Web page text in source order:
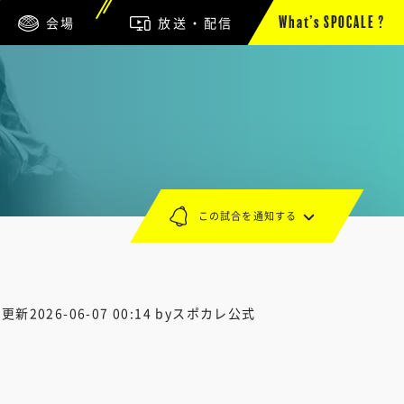
会場 放送・配信 What’s SPOCALE ?
新2026-06-07 00:14 byスポカレ公式
この試合を通知する